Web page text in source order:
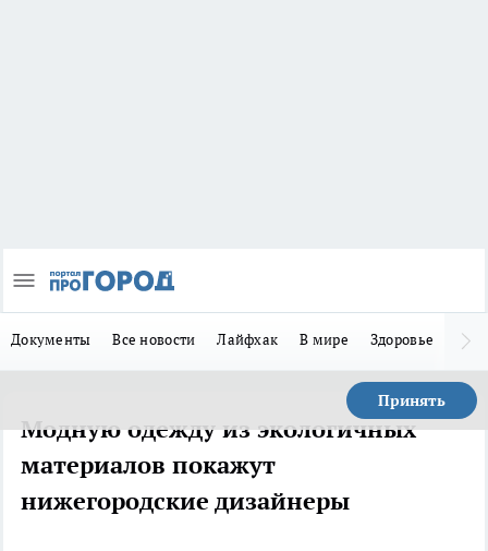
Документы Все новости Лайфхак В мире Здоровье
Принять
Модную одежду из экологичных
материалов покажут
нижегородские дизайнеры